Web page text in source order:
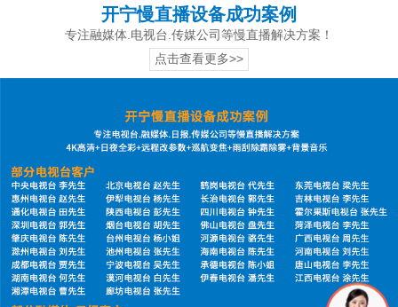
开宁慢直播设备成功案例
专注融媒体.电视台.传媒公司等慢直播解决方案！
点击查看更多>>